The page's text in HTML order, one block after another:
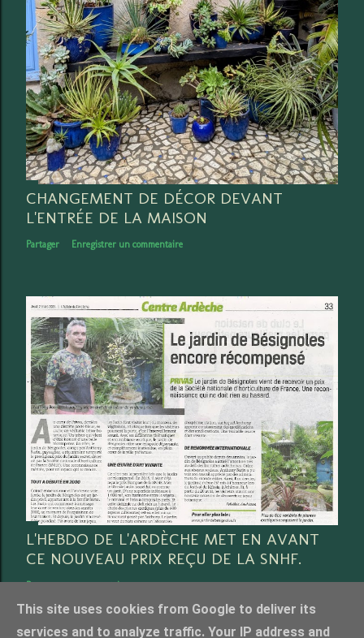
CHANGEMENT DE DÉCOR DEVANT
L'ENTRÉE DE LA MAISON
Partager Enregistrer un commentaire
L'HEBDO DE L'ARDÈCHE MET EN AVANT
CE NOUVEAU PRIX REÇU DE LA SNHF.
Partager 3 commentaires
This site uses cookies from Google to deliver its
services and to analyze traffic. Your IP address and